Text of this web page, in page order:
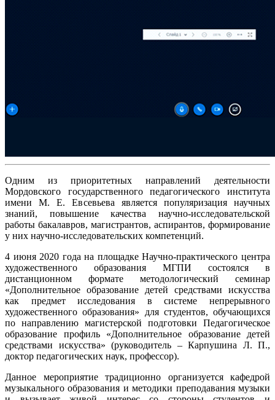
Одним из приоритетных направлений деятельности
Мордовского государственного педагогического института
имени М. Е. Евсевьева является популяризация научных
знаний, повышение качества научно-исследовательской
работы бакалавров, магистрантов, аспирантов, формирование
у них научно-исследовательских компетенций.
4 июня 2020 года на площадке Научно-практического центра
художественного образования МГПИ состоялся в
дистанционном формате методологический семинар
«Дополнительное образование детей средствами искусства
как предмет исследования в системе непрерывного
художественного образования» для студентов, обучающихся
по направлению магистерской подготовки Педагогическое
образование профиль «Дополнительное образование детей
средствами искусства» (руководитель – Карпушина Л. П.,
доктор педагогических наук, профессор).
Данное мероприятие традиционно организуется кафедрой
музыкального образования и методики преподавания музыки